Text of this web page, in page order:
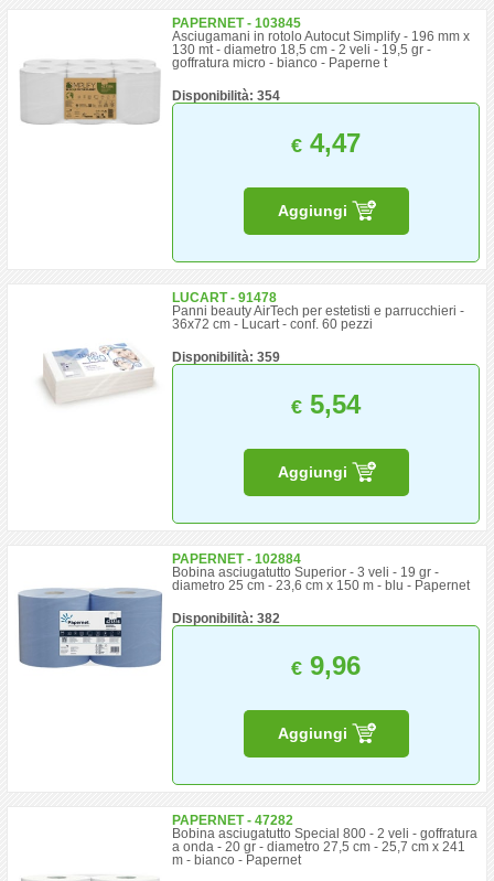
PAPERNET - 103845
Asciugamani in rotolo Autocut Simplify - 196 mm x
130 mt - diametro 18,5 cm - 2 veli - 19,5 gr -
goffratura micro - bianco - Paperne t
Disponibilità: 354
€ 4,47
Aggiungi
LUCART - 91478
Panni beauty AirTech per estetisti e parrucchieri -
36x72 cm - Lucart - conf. 60 pezzi
Disponibilità: 359
€ 5,54
Aggiungi
PAPERNET - 102884
Bobina asciugatutto Superior - 3 veli - 19 gr -
diametro 25 cm - 23,6 cm x 150 m - blu - Papernet
Disponibilità: 382
€ 9,96
Aggiungi
PAPERNET - 47282
Bobina asciugatutto Special 800 - 2 veli - goffratura
a onda - 20 gr - diametro 27,5 cm - 25,7 cm x 241
m - bianco - Papernet